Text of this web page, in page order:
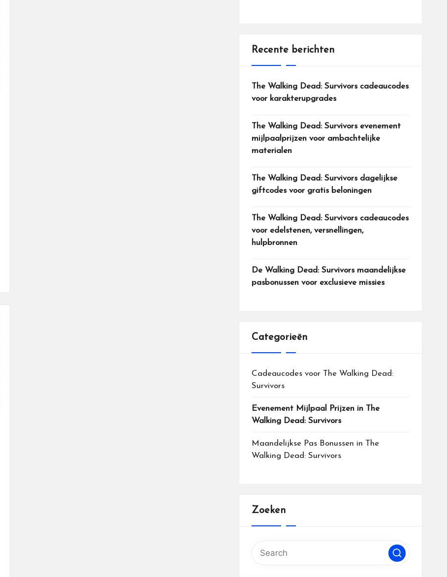
Recente berichten
The Walking Dead: Survivors cadeaucodes
voor karakterupgrades
The Walking Dead: Survivors evenement
mijlpaalprijzen voor ambachtelijke
materialen
The Walking Dead: Survivors dagelijkse
giftcodes voor gratis beloningen
The Walking Dead: Survivors cadeaucodes
voor edelstenen, versnellingen,
hulpbronnen
De Walking Dead: Survivors maandelijkse
pasbonussen voor exclusieve missies
Categorieën
Cadeaucodes voor The Walking Dead:
Survivors
Evenement Mijlpaal Prijzen in The
Walking Dead: Survivors
Maandelijkse Pas Bonussen in The
Walking Dead: Survivors
Zoeken